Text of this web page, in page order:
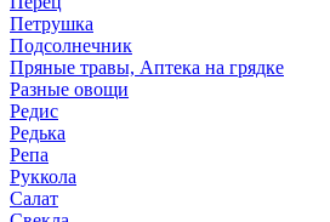
Петрушка
Подсолнечник
Пряные травы, Аптека на грядке
Разные овощи
Редис
Редька
Репа
Руккола
Салат